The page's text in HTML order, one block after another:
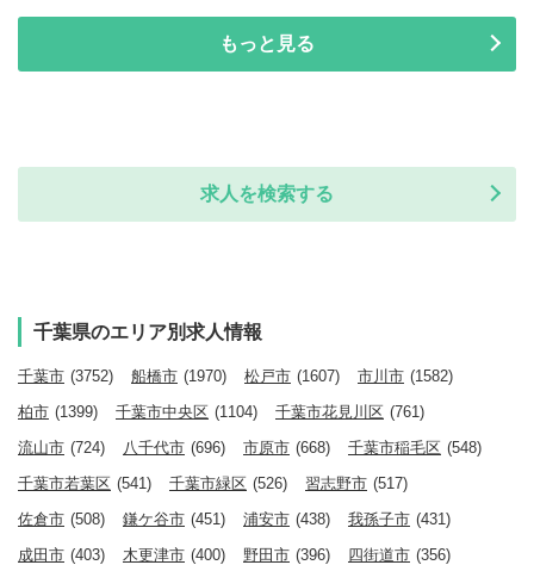
もっと見る
求人を検索する
千葉県のエリア別求人情報
千葉市 (3752) 船橋市 (1970) 松戸市 (1607) 市川市 (1582)
柏市 (1399) 千葉市中央区 (1104) 千葉市花見川区 (761)
流山市 (724) 八千代市 (696) 市原市 (668) 千葉市稲毛区 (548)
千葉市若葉区 (541) 千葉市緑区 (526) 習志野市 (517)
佐倉市 (508) 鎌ケ谷市 (451) 浦安市 (438) 我孫子市 (431)
成田市 (403) 木更津市 (400) 野田市 (396) 四街道市 (356)